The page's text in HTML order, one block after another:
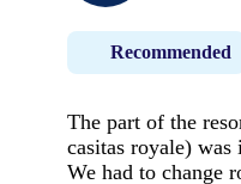
Recommended
The part of the
casitas royale) was
We had to change